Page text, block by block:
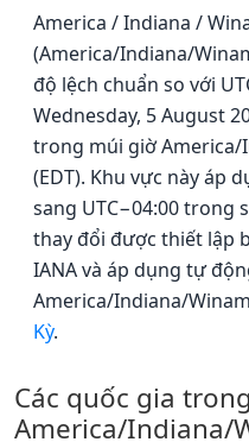
America / Indiana /
(America/Indiana/
độ lệch chuẩn so với
Wednesday, 5 August
trong múi giờ America/
(EDT). Khu vực này áp
sang UTC−04:00 trong
thay đổi được thiết lập
IANA và áp dụng tự
America/Indiana/
Kỳ.
Các quốc gia
America/Indiana/